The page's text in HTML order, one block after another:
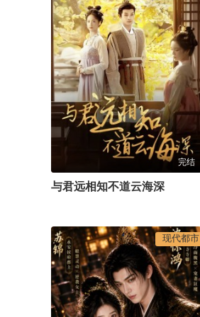
完结
与君远相知不道云海深
现代都市